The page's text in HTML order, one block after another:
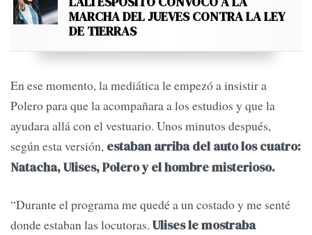
MARCHA DEL JUEVES CONTRA LA LEY
DE TIERRAS
En ese momento, la mediática le empezó a insistir a
Polero para que la acompañara a los estudios y que la
ayudara allá con el vestuario. Unos minutos después,
según esta versión, estaban arriba del auto los cuatro:
Natacha, Ulises, Polero y el hombre misterioso.
“Durante el programa me quedé a un costado y me senté
donde estaban las locutoras. Ulises le mostraba